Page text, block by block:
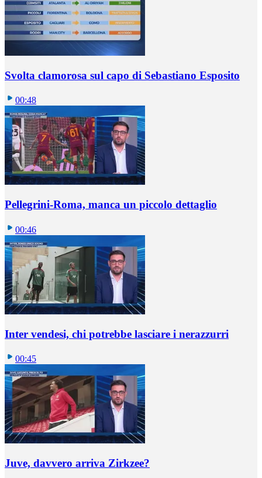
Svolta clamorosa sul capo di Sebastiano Esposito
00:48
Pellegrini-Roma, manca un piccolo dettaglio
00:46
Inter vendesi, chi potrebbe lasciare i nerazzurri
00:45
Juve, davvero arriva Zirkzee?